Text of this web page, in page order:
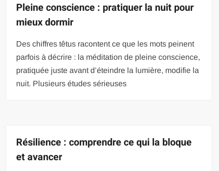
Pleine conscience : pratiquer la nuit pour
mieux dormir
Des chiffres têtus racontent ce que les mots peinent
parfois à décrire : la méditation de pleine conscience,
pratiquée juste avant d’éteindre la lumière, modifie la
nuit. Plusieurs études sérieuses
Résilience : comprendre ce qui la bloque
et avancer